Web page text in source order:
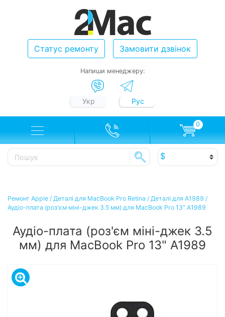
Статус ремонту Замовити дзвінок
Напиши менеджеру:
Укр Рус
0
Ремонт Apple / Деталі для MacBook Pro Retina / Деталі для A1989 /
Аудіо-плата (роз'єм міні-джек 3.5 мм) для MacBook Pro 13" A1989
Аудіо-плата (роз'єм міні-джек 3.5
мм) для MacBook Pro 13" A1989